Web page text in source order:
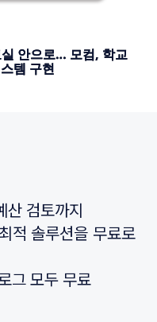
안으로… 모컴, 학교
템 구현
산 검토까지
적 솔루션을 무료로
그 모두 무료